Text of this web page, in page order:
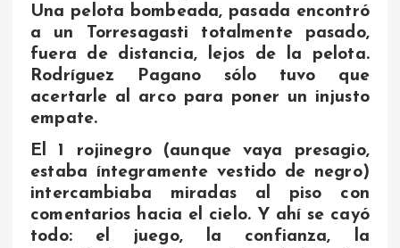
Una pelota bombeada, pasada encontró
a un Torresagasti totalmente pasado,
fuera de distancia, lejos de la pelota.
Rodríguez Pagano sólo tuvo que
acertarle al arco para poner un injusto
empate.
El 1 rojinegro (aunque vaya presagio,
estaba íntegramente vestido de negro)
intercambiaba miradas al piso con
comentarios hacia el cielo. Y ahí se cayó
todo: el juego, la confianza, la